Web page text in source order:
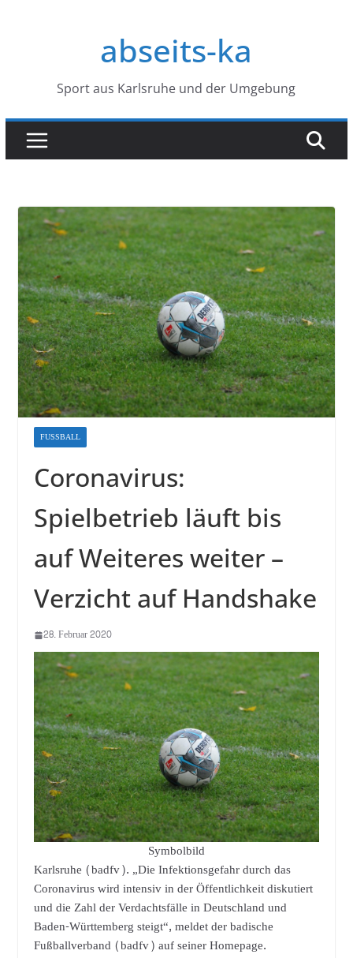
abseits-ka
Sport aus Karlsruhe und der Umgebung
FUSSBALL
Coronavirus:
Spielbetrieb läuft bis
auf Weiteres weiter –
Verzicht auf Handshake
28. Februar 2020
Symbolbild
Karlsruhe (badfv). „Die Infektionsgefahr durch das
Coronavirus wird intensiv in der Öffentlichkeit diskutiert
und die Zahl der Verdachtsfälle in Deutschland und
Baden-Württemberg steigt“, meldet der badische
Fußballverband (badfv) auf seiner Homepage.